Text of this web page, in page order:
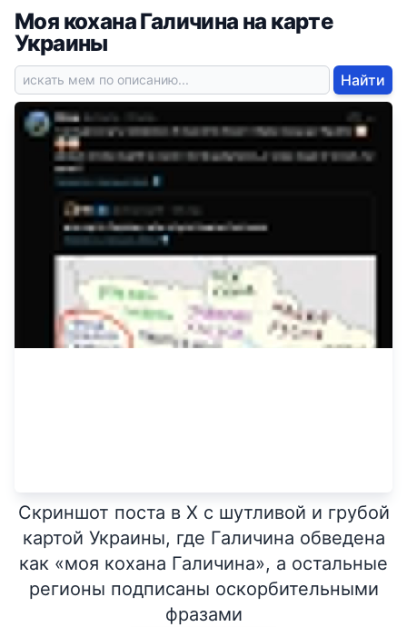
Моя кохана Галичина на карте
Украины
Найти
Скриншот поста в X с шутливой и грубой
картой Украины, где Галичина обведена
как «моя кохана Галичина», а остальные
регионы подписаны оскорбительными
фразами